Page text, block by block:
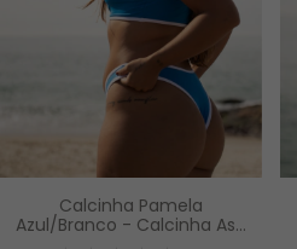
Calcinha Pamela
Azul/Branco - Calcinha Asa